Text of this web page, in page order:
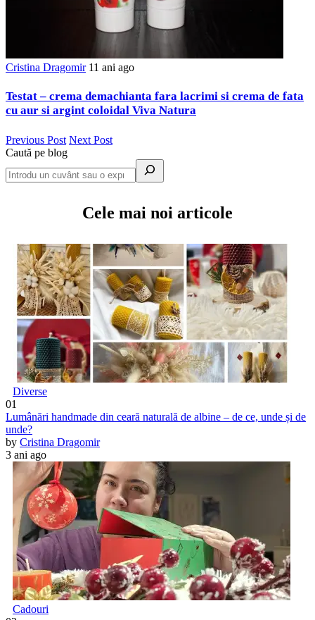
Cristina Dragomir 11 ani ago
Testat – crema demachianta fara lacrimi si crema de fata
cu aur si argint coloidal Viva Natura
Previous Post Next Post
Caută pe blog
Cele mai noi articole
Diverse
01
Lumânări handmade din ceară naturală de albine – de ce, unde și de
unde?
by Cristina Dragomir
3 ani ago
Cadouri